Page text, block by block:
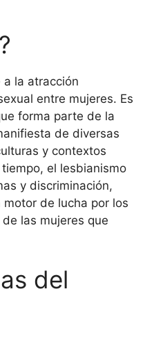
a la atracción
entre mujeres. Es
forma parte de la
de diversas
y contextos
el lesbianismo
y discriminación,
de lucha por los
las mujeres que
del